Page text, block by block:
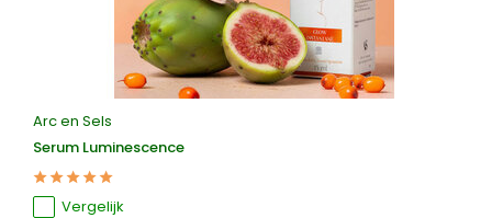
Arc en Sels
Serum Luminescence
Vergelijk